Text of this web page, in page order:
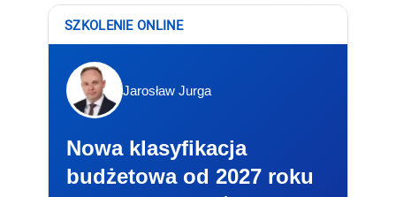
SZKOLENIE ONLINE
Jarosław Jurga
Nowa klasyfikacja
budżetowa od 2027 roku